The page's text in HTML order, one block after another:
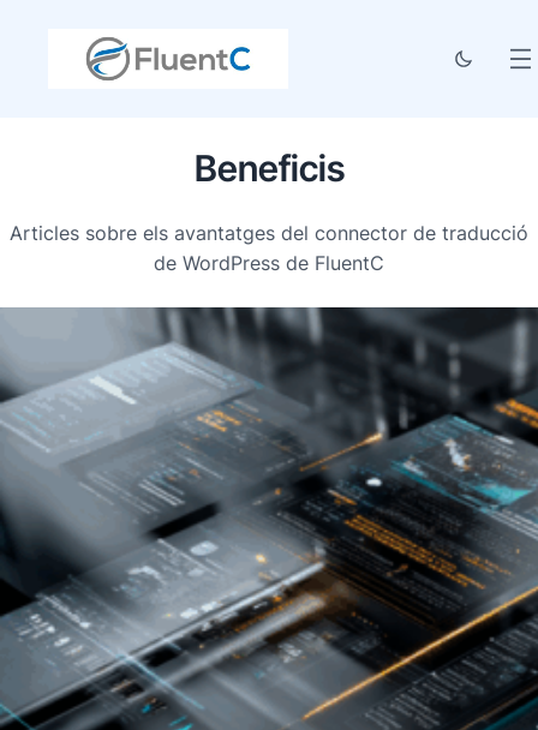
Beneficis
Articles sobre els avantatges del connector de traducció
de WordPress de FluentC